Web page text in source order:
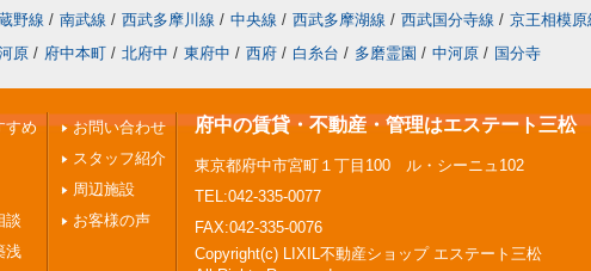
野線 / 南武線 / 西武多摩川線 / 中央線 / 西武多摩湖線 / 西武国分寺線 / 京王相模原
原 / 府中本町 / 北府中 / 東府中 / 西府 / 白糸台 / 多磨霊園 / 中河原 / 国分寺
すめ
談
浅
お問い合わせ
スタッフ紹介
周辺施設
お客様の声
府中の賃貸・不動産・管理はエステート三松
東京都府中市宮町１丁目100 ル・シーニュ102
TEL:042-335-0077
FAX:042-335-0076
Copyright(c) LIXIL不動産ショップ エステート三松